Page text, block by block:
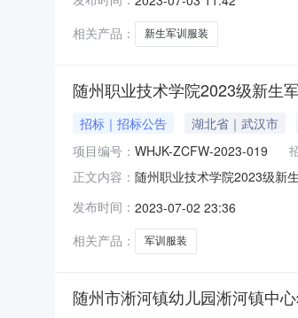
业技术学院2023级新生军训
相关产品：
新生军训服装
随州职业技术学院2023级新生
招标｜招标公告 湖北省｜武汉市
项目编号： WHJK-ZCFW-2023-019
正文内容： 随州职业技术学院2023级新
业技术学院2023级新生军训
发布时间： 2023-07-02 23:36
相关产品：
军训服装
随州市淅河镇幼儿园淅河镇中